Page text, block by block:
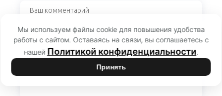
Мы используем файлы cookie для повышения удобства
работы с сайтом. Оставаясь на связи, вы соглашаетесь с
нашей Политикой конфиденциальности.
Принять